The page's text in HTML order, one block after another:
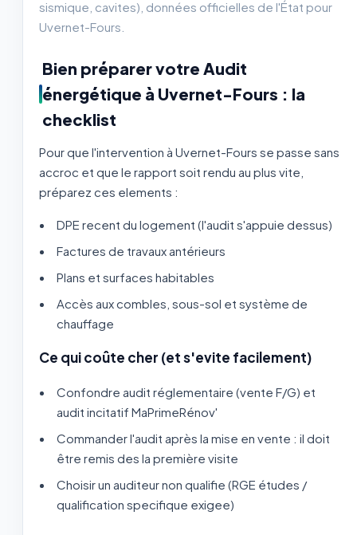
sismique, cavites), données officielles de l'État pour
Uvernet-Fours.
Bien préparer votre Audit
énergétique à Uvernet-Fours : la
checklist
Pour que l'intervention à Uvernet-Fours se passe sans
accroc et que le rapport soit rendu au plus vite,
préparez ces elements :
DPE recent du logement (l'audit s'appuie dessus)
Factures de travaux antérieurs
Plans et surfaces habitables
Accès aux combles, sous-sol et système de
chauffage
Ce qui coûte cher (et s'evite facilement)
Confondre audit réglementaire (vente F/G) et
audit incitatif MaPrimeRénov'
Commander l'audit après la mise en vente : il doit
être remis des la première visite
Choisir un auditeur non qualifie (RGE études /
qualification specifique exigee)